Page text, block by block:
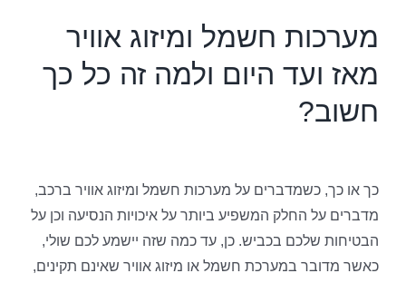
מערכות חשמל ומיזוג אוויר
מאז ועד היום ולמה זה כל כך
חשוב?
כך או כך, כשמדברים על מערכות חשמל ומיזוג אוויר ברכב,
מדברים על החלק המשפיע ביותר על איכויות הנסיעה וכן על
הבטיחות שלכם בכביש. כן, עד כמה שזה יישמע לכם שולי,
כאשר מדובר במערכת חשמל או מיזוג אוויר שאינם תקינים,